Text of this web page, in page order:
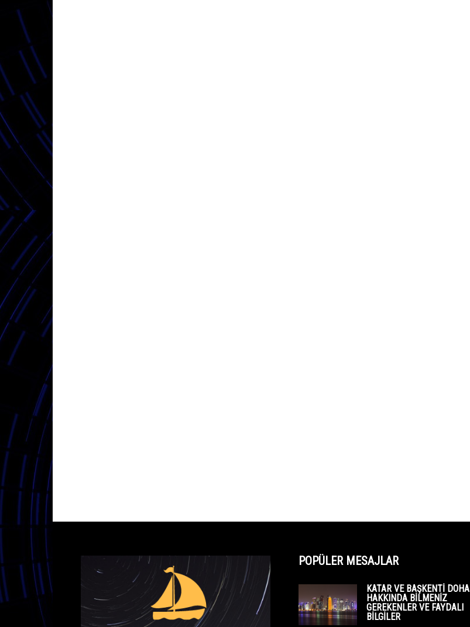
POPÜLER MESAJLAR
KATAR VE BAŞKENTI DOHA
HAKKINDA BILMENIZ
GEREKENLER VE FAYDALI
BILGILER